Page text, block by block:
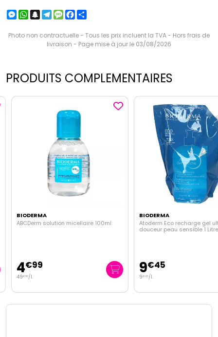
Messenger
WhatsApp
Snapchat
Telegram
MessageFacebook
Photo non contractuelle - Tous les prix incluent la TVA - Hors frais de
livraison - Page mise à jour le 03/08/2026
PRODUITS COMPLEMENTAIRES
BIODERMA
ABCDerm solution micellaire 100ml
4€99
49 €90/l.
BIODERMA
Atoderm Eco recharge gel
douceur peau sensible 1 Litre
9€45
€45/l.